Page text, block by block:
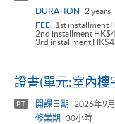
DURATION
2 years
FEE
1st installment
2nd installment
3rd installment
證書(單元:室內樓
PT 開課日期
2026年9
修業期
30小時